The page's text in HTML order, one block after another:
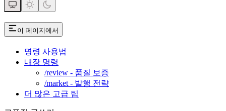
이 페이지에서
명령 사용법
내장 명령
/review - 품질 보증
/market - 발행 전략
더 많은 고급 팁